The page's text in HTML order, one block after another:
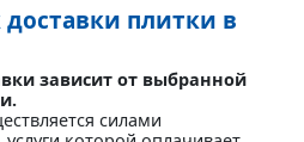
плитки в
зависит от выбранной
силами